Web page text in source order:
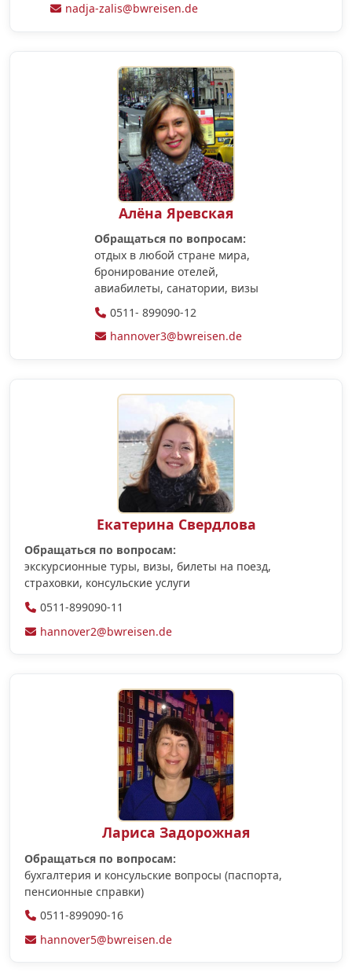
nadja-zalis@bwreisen.de
Алёна Яревская
Обращаться по вопросам:
отдых в любой стране мира,
бронирование отелей,
авиабилеты, санатории, визы
0511- 899090-12
hannover3@bwreisen.de
Екатерина Свердлова
Обращаться по вопросам:
экскурсионные туры, визы, билеты на поезд,
страховки, консульские услуги
0511-899090-11
hannover2@bwreisen.de
Лариса Задорожная
Обращаться по вопросам:
бухгалтерия и консульские вопросы (паспорта,
пенсионные справки)
0511-899090-16
hannover5@bwreisen.de